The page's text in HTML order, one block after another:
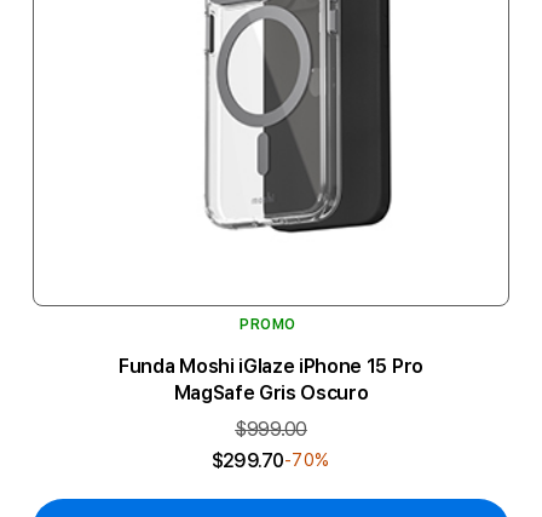
PROMO
Funda Moshi iGlaze iPhone 15 Pro
MagSafe Gris Oscuro
$999.00
$299.70-70%